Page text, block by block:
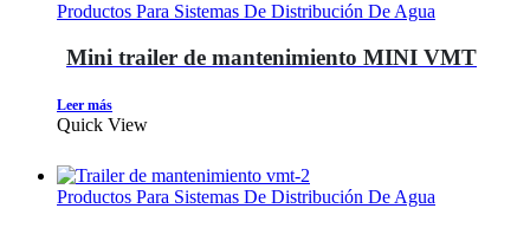
Productos Para Sistemas De Distribución De Agua
Mini trailer de mantenimiento MINI VMT
Leer más
Quick View
Productos Para Sistemas De Distribución De Agua